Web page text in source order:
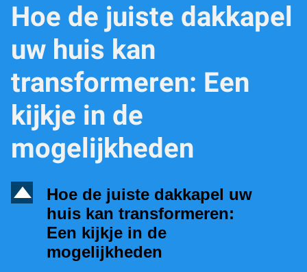
Hoe de juiste dakkapel
uw huis kan
transformeren: Een
kijkje in de
mogelijkheden
D
Hoe de juiste dakkapel uw
huis kan transformeren:
Een kijkje in de
mogelijkheden